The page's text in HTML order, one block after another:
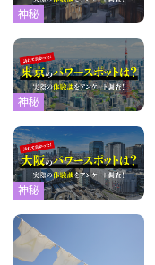
神秘
神秘
神秘